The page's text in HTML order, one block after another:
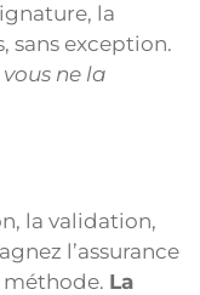
la
sans exception.
ne la
la validation,
l’assurance
méthode. La